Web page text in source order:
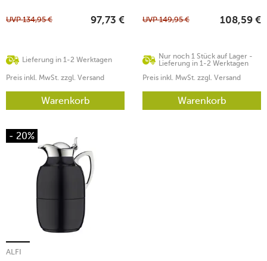
Lieferung in 1-2 Werktagen
UVP134,95 € 97,73 €
Preis inkl. MwSt. zzgl. Versand
Warenkorb
Nur noch 1 Stück auf Lager -
Lieferung in 1-2 Werktagen
UVP149,95 € 108,59 €
Preis inkl. MwSt. zzgl. Versand
Warenkorb
- 20%
ALFI